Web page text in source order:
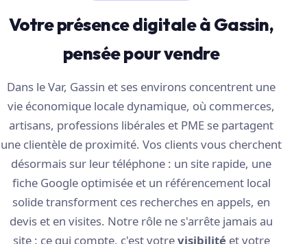
Votre présence digitale à Gassin,
pensée pour vendre
Dans le Var, Gassin et ses environs concentrent une
vie économique locale dynamique, où commerces,
artisans, professions libérales et PME se partagent
une clientèle de proximité. Vos clients vous cherchent
désormais sur leur téléphone : un site rapide, une
fiche Google optimisée et un référencement local
solide transforment ces recherches en appels, en
devis et en visites. Notre rôle ne s'arrête jamais au
site : ce qui compte, c'est votrevisibilitéet votre